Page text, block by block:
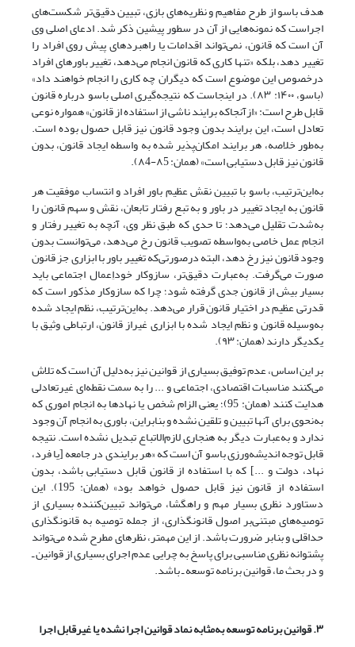
هدف باسو از طرح مفاهیم و نظریه‌های بازی، تبیین دقیق‌تر شکست‌های
اجراست که نمونه‌هایی از آن در سطور پیشین ذکر شد. ادعای اصلی وی
آن است که قانون، نمی‌تواند اقدامات یا راهبردهای پیش روی افراد را
تغییر دهد، بلکه «تنها کاری که قانون انجام می‌دهد، تغییر باورهای افراد
درخصوص این موضوع است که دیگران چه کاری را انجام خواهند داد»
(باسو، ۱۴۰۰: ۸۳). در اینجاست که نتیجه‌گیری اصلی باسو درباره قانون
قابل طرح است: «از‌آنجا‌که برایند ناشی از استفاده از قانون» همواره نوعی
تعادل است، این برایند بدون وجود قانون نیز قابل حصول بوده است.
به‌طور خلاصه، هر برایند امکان‌پذیر شده به ‌واسطه ایجاد قانون، بدون
قانون نیز قابل دستیابی است» (همان: ۸5-۸4).
به‌این‌ترتیب، باسو با تبیین نقش عظیم باور افراد و انتساب موفقیت هر
قانون به ایجاد تغییر در باور و به ‌تبع رفتار تابعان، نقش و سهم قانون را
به‌شدت تقلیل می‌دهد؛ تا حدی که طبق نظر وی، آنچه به تغییر رفتار و
انجام عمل خاصی به‌واسطه تصویب قانون رخ می‌دهد، می‌توانست بدون
وجود قانون نیز رخ دهد، البته در‌صورتی‌که تغییر باور با ابزاری جز قانون
صورت می‌گرفت. به‌عبارت دقیق‌تر، سازوکار خوداِعمال اجتماعی باید
بسیار بیش از قانون جدی گرفته شود؛ چرا که سازوکار مذکور است که
قدرتی عظیم در اختیار قانون قرار می‌دهد. به‌این‌ترتیب، نظم ایجاد شده
به‌وسیله قانون و نظم ایجاد شده با ابزاری غیراز قانون، ارتباطی وثیق با
یکدیگر دارند (همان: ۹۳).
بر این اساس، عدم توفیق بسیاری از قوانین نیز به‌دلیل آن است که تلاش
می‌کنند مناسبات اقتصادی، اجتماعی و ... را به سمت نقطه‌ای غیرتعادلی
هدایت کنند (همان: 95)؛ یعنی الزام شخص یا نهادها به انجام اموری که
به‌نحوی برای آنها تبیین و تلقین نشده و بنابراین، باوری به انجام آن وجود
ندارد و به‌عبارت دیگر‌ به هنجاری لازم‌الاتباع تبدیل نشده است. نتیجه
قابل توجه اندیشه‌ورزی باسو آن است که «هر برایندی در جامعه [یا فرد،
نهاد، دولت و ...] که با استفاده از قانون قابل دستیابی باشد، بدون
استفاده از قانون نیز قابل حصول خواهد بود» (همان: 195). این
دستاورد نظری بسیار مهم و راهگشا‌‌، می‌تواند تبیین‌کننده بسیاری از
توصیه‌های مبتنی‌بر اصول قانونگذاری، از جمله توصیه به قانونگذاری
حداقلی و بنابر ضرورت باشد. از این مهمتر، نظرهای مطرح ‌‌شده می‌تواند
پشتوانه نظری مناسبی برای پاسخ به چرایی عدم اجرای بسیاری از قوانین ـ
و در بحث ما، قوانین برنامه توسعه ـ باشد.
۳. قوانین برنامه توسعه به‌مثابه نماد قوانین اجرا نشده یا غیرقابل اجرا